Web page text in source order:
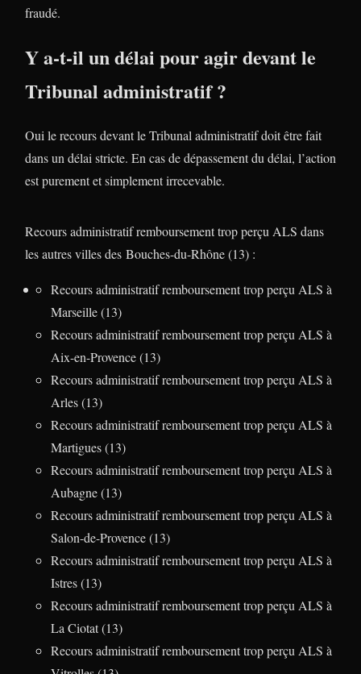
fraudé.
Y a-t-il un délai pour agir devant le
Tribunal administratif ?
Oui le recours devant le Tribunal administratif doit être fait
dans un délai stricte. En cas de dépassement du délai, l’action
est purement et simplement irrecevable.
Recours administratif remboursement trop perçu ALS dans
les autres villes des Bouches-du-Rhône (13) :
Recours administratif remboursement trop perçu ALS à
Marseille (13)
Recours administratif remboursement trop perçu ALS à
Aix-en-Provence (13)
Recours administratif remboursement trop perçu ALS à
Arles (13)
Recours administratif remboursement trop perçu ALS à
Martigues (13)
Recours administratif remboursement trop perçu ALS à
Aubagne (13)
Recours administratif remboursement trop perçu ALS à
Salon-de-Provence (13)
Recours administratif remboursement trop perçu ALS à
Istres (13)
Recours administratif remboursement trop perçu ALS à
La Ciotat (13)
Recours administratif remboursement trop perçu ALS à